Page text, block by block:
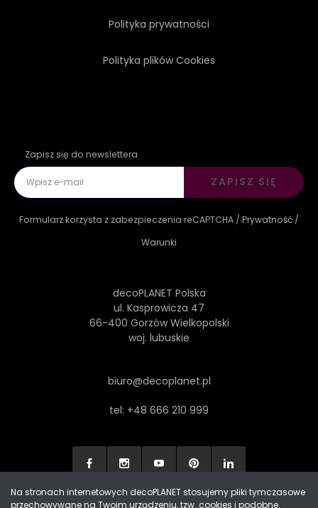
Polityka prywatności
Polityka plików Cookies
Zapisz się do newslettera
ZAPISZ SIĘ
Formularz korzysta z zabezpieczenia reCAPTCHA / Prywatność /
Warunki
decoPLANET Polska
ul. Kasprowicza 47
66-400 Gorzów Wielkopolski
woj. lubuskie
biuro@decoplanet.pl
tel: +48 666 210 999
Na stronach internetowych decoPLANET stosujemy pliki tymczasowe
przechowywane na Twoim urządzeniu, tzw. cookies i podobne.